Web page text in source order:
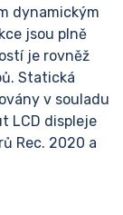
dynamickým
jsou plně
je rovněž
Statická
v souladu
LCD displeje
Rec. 2020 a